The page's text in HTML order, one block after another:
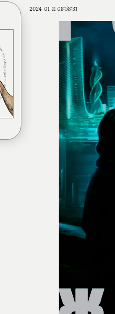
2024-01-11 08:58:31